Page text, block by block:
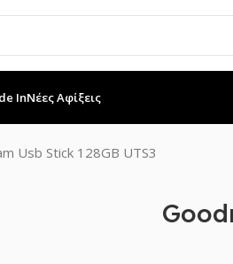
InΝέες Αφίξεις
Usb Stick 128GB UTS3